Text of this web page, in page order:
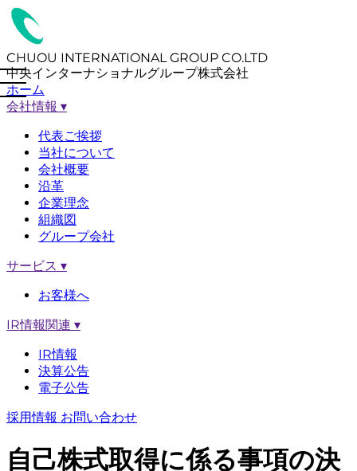
CHUOU INTERNATIONAL GROUP CO.LTD
中央インターナショナルグループ株式会社
ホーム
会社情報 ▾
代表ご挨拶
当社について
会社概要
沿革
企業理念
組織図
グループ会社
サービス ▾
お客様へ
IR情報関連 ▾
IR情報
決算公告
電子公告
採用情報 お問い合わせ
自己株式取得に係る事項の決